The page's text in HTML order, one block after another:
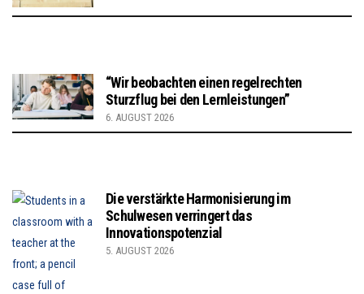
“Wir beobachten einen regelrechten
Sturzflug bei den Lernleistungen”
6. AUGUST 2026
Die verstärkte Harmonisierung im
Schulwesen verringert das
Innovationspotenzial
5. AUGUST 2026